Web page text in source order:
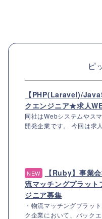
ピ
【PHP(Laravel)/
クエンジニア★求人
同社はWebシステムやス
開発企業です。 今回は求
NEW
【Ruby】事業
流マッチングプラッ
ジニア募集
・物流マッチングプラッ
ク企業において、バック